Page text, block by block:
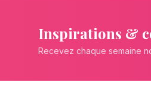
Inspirations &
Recevez chaque semaine